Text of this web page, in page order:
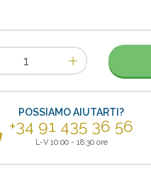
POSSIAMO AIUTARTI?
+34 91 435 36 56
L-V 10:00 - 18:30 ore